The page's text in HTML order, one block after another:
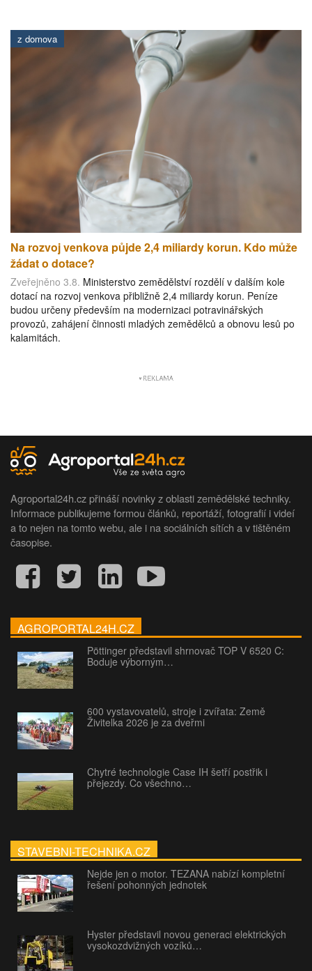
z domova
Na rozvoj venkova půjde 2,4 miliardy korun. Kdo může
žádat o dotace?
Zveřejněno 3.8. Ministerstvo zemědělství rozdělí v dalším kole
dotací na rozvoj venkova přibližně 2,4 miliardy korun. Peníze
budou určeny především na modernizaci potravinářských
provozů, zahájení činnosti mladých zemědělců a obnovu lesů po
kalamitách.
Agroportal24h.cz přináší novinky z oblasti zemědělské techniky.
Informace publikujeme formou článků, reportáží, fotografií i videí
a to nejen na tomto webu, ale i na sociálních sítích a v tištěném
časopise.
AGROPORTAL24H.CZ
Pöttinger představil shrnovač TOP V 6520 C:
Boduje výborným…
600 vystavovatelů, stroje i zvířata: Země
Živitelka 2026 je za dveřmi
Chytré technologie Case IH šetří postřik i
přejezdy. Co všechno…
STAVEBNI-TECHNIKA.CZ
Nejde jen o motor. TEZANA nabízí kompletní
řešení pohonných jednotek
Hyster představil novou generaci elektrických
vysokozdvižných vozíků…